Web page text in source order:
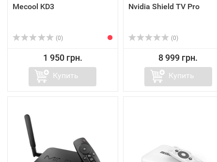
Mecool KD3
(0)
1 950 грн.
Купить
Nvidia Shield TV Pro
(0)
8 999 грн.
Купить